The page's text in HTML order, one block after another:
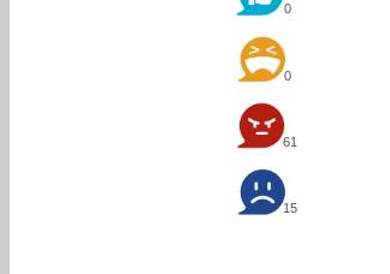
0
0
61
15